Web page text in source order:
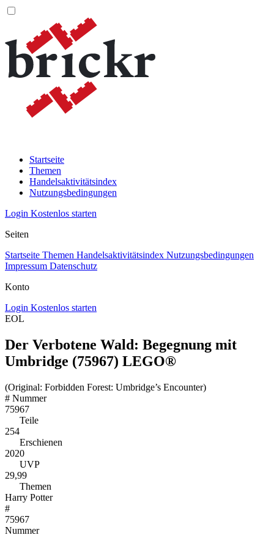
Startseite
Themen
Handelsaktivitätsindex
Nutzungsbedingungen
Login Kostenlos starten
Seiten
Startseite Themen Handelsaktivitätsindex Nutzungsbedingungen
Impressum Datenschutz
Konto
Login Kostenlos starten
EOL
Der Verbotene Wald: Begegnung mit
Umbridge (75967) LEGO®
(Original: Forbidden Forest: Umbridge’s Encounter)
# Nummer
75967
Teile
254
Erschienen
2020
UVP
29,99
Themen
Harry Potter
#
75967
Nummer